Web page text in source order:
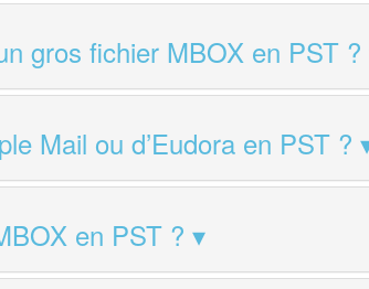
gros fichier MBOX en PST ?
Mail ou d’Eudora en PST ?
en PST ?